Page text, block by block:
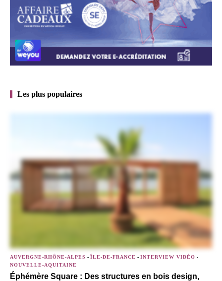
Les plus populaires
AUVERGNE-RHÔNE-ALPES - ÎLE-DE-FRANCE - INTERVIEW VIDÉO -
NOUVELLE-AQUITAINE
Éphémère Square : Des structures en bois design,